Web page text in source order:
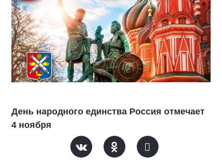
День народного единства Россия отмечает
4 ноября